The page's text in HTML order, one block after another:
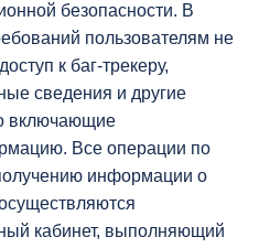
безопасности. В
пользователям не
к баг-трекеру,
сведения и другие
включающие
Все операции по
информации о
кабинет, выполняющий